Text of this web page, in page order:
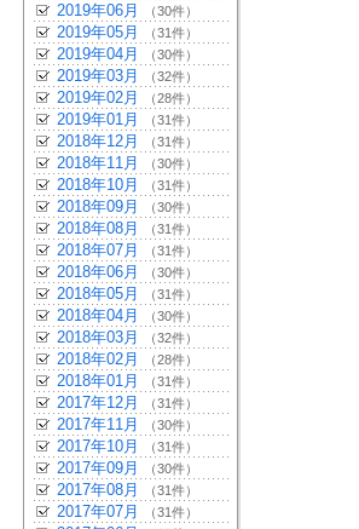
2019年06月 （30件）
2019年05月 （31件）
2019年04月 （30件）
2019年03月 （32件）
2019年02月 （28件）
2019年01月 （31件）
2018年12月 （31件）
2018年11月 （30件）
2018年10月 （31件）
2018年09月 （30件）
2018年08月 （31件）
2018年07月 （31件）
2018年06月 （30件）
2018年05月 （31件）
2018年04月 （30件）
2018年03月 （32件）
2018年02月 （28件）
2018年01月 （31件）
2017年12月 （31件）
2017年11月 （30件）
2017年10月 （31件）
2017年09月 （30件）
2017年08月 （31件）
2017年07月 （31件）